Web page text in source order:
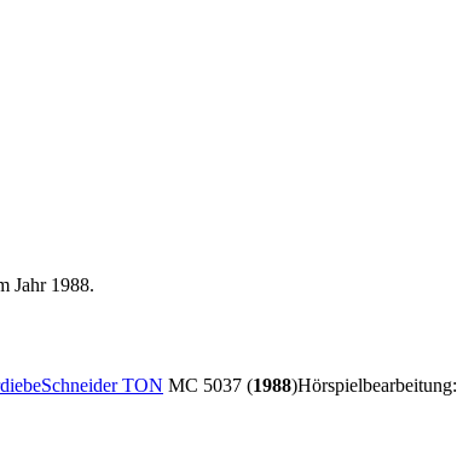
Jahr 1988.
Schneider TON MC 5037 (1988)Hörspielbearbeitung: